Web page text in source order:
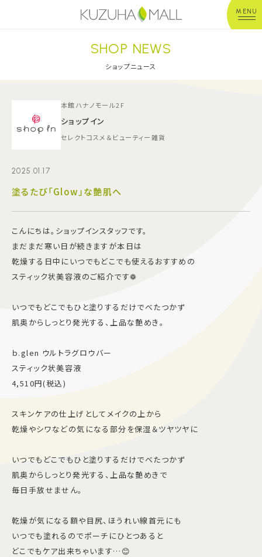
MENU
年中無休平 日：10:00~20:00
※店舗により異なる
ショップガイド
グルメ＆フード
イベント
キッズ＆ベビー
施設案内
アクセス＆駐車場
よくあるご質問
サイトマップ
SHOP NEWS
ショップニュース
本館ハナノモール2F
ショップイン
セレクトコスメ＆ビューティー雑貨
2025.01.17
塗るたび「Glow」な艶肌へ
こんにちは。ショップインスタッフです。
まだまだ寒い日が続きますが本日は
乾燥する日中にいつでもどこでも使えるおすすめの
スティック状美容液のご紹介です❁
いつでもどこでもひと塗りするだけでべたつかず
肌奥からしっとり発光する、上品な艶めき。
ｂ.glen ウルトラグロウバー
スティック状美容液
4,510円(税込)
スキンケアの仕上げとしてメイクの上から
乾燥やシワなどの気になる部分を保湿＆ツヤツヤに
いつでもどこでもひと塗りするだけでべたつかず
肌奥からしっとり発光する、上品な艶めきで
毎日手放せません。
乾燥が気になる額や目尻、ほうれい線首元にも
いつでも塗れるのでポーチにひとつあると
どこでもケア出来ちゃいます…😊